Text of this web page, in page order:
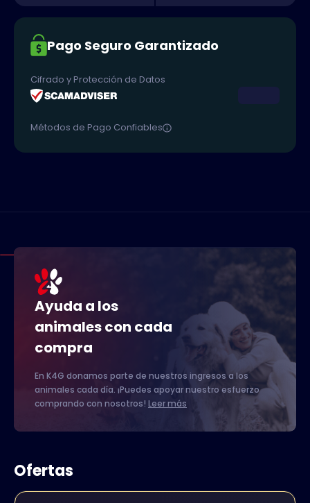
Pago Seguro Garantizado
Cifrado y Protección de Datos
Métodos de Pago Confiables
Ayuda a los
animales con cada
compra
En K4G donamos parte de nuestros ingresos a los
animales cada día. ¡Puedes apoyar nuestro esfuerzo
comprando con nosotros! Leer más
Ofertas